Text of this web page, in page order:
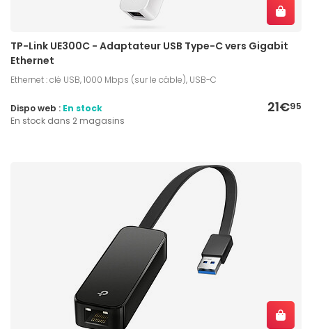
TP-Link UE300C - Adaptateur USB Type-C vers Gigabit
Ethernet
Ethernet : clé USB, 1000 Mbps (sur le câble), USB-C
21€95
Dispo web : En stock
En stock dans 2 magasins